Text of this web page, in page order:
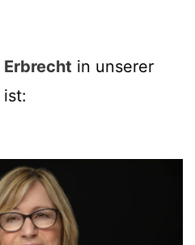
Erbrecht in unserer
ist: